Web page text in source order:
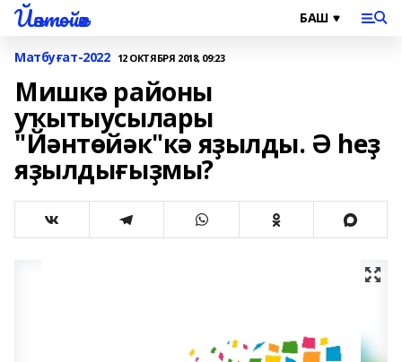
Йәнтөйәк
Матбуғат-2022 12 ОКТЯБРЯ 2018, 09:23
Мишкә районы
уҡытыусылары
"Йәнтөйәк"кә яҙылды. Ә һеҙ
яҙылдығыҙмы?